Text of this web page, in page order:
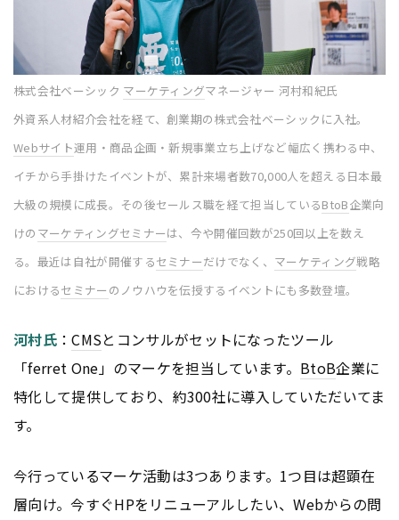
株式会社ベーシック マーケティングマネージャー 河村和紀氏
外資系人材紹介会社を経て、創業期の株式会社ベーシックに入社。
Webサイト運用・商品企画・新規事業立ち上げなど幅広く携わる中、
イチから手掛けたイベントが、累計来場者数70,000人を超える日本最
大級の規模に成長。その後セールス職を経て担当しているBtoB企業向
けの マーケティングセミナーは、今や開催回数が250回以上を数え
る。最近は自社が開催するセミナーだけでなく、 マーケティング戦略
におけるセミナー のノウハウを伝授するイベントにも多数登壇。
河村氏：CMSとコンサルがセットになったツール
「ferret One」のマーケを担当しています。 BtoB企業に
特化して提供しており、約300社に導入していただいてま
す。
今行っているマーケ活動は3つあります。1つ目は超顕在
層向け。今すぐHPをリニューアルしたい、Webからの問